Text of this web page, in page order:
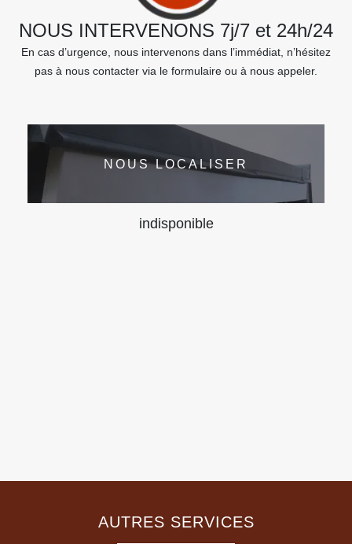
NOUS INTERVENONS 7j/7 et 24h/24
En cas d’urgence, nous intervenons dans l’immédiat, n’hésitez
pas à nous contacter via le formulaire ou à nous appeler.
NOUS LOCALISER
indisponible
AUTRES SERVICES